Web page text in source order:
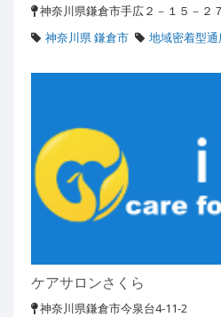
神奈川県鎌倉市手広２－１５－２
神奈川県 鎌倉市
地域密着型
ケアサロンさくら
神奈川県鎌倉市今泉台4-11-2